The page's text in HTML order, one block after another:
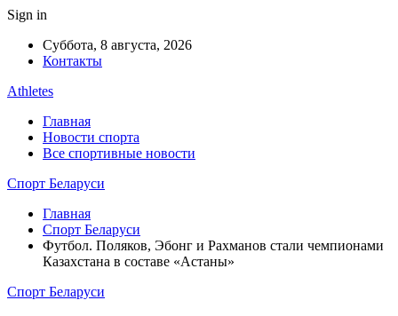
Sign in
Суббота, 8 августа, 2026
Контакты
Athletes
Главная
Новости спорта
Все спортивные новости
Спорт Беларуси
Главная
Спорт Беларуси
Футбол. Поляков, Эбонг и Рахманов стали чемпионами
Казахстана в составе «Астаны»
Спорт Беларуси